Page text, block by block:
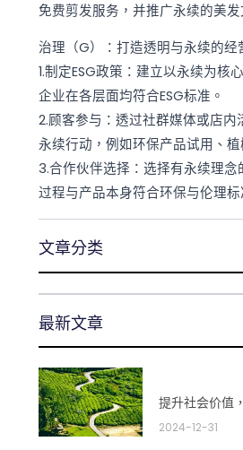
免费剪发服务，并推广永续的美发
治理（G）：打造透明与永续的经
1.制定ESG政策：建立以永续为核
企业在各层面均符合ESG标准。
2.顾客参与：透过社群媒体或店内
永续行动，例如环保产品试用、植
3.合作伙伴选择：选择有永续理
过程与产品本身符合环保与伦理标
文章分类
最新文章​
提升社会价值
2024-12-31